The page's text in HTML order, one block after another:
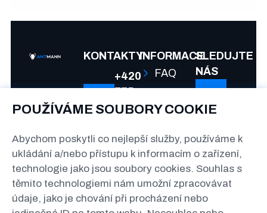
POUŽÍVÁME SOUBORY COOKIE
Abychom poskytli co nejlepší služby, používáme k
ukládání a/nebo přístupu k informacím o zařízení,
technologie jako jsou soubory cookies. Souhlas s
těmito technologiemi nám umožní zpracovávat
údaje, jako je chování při procházení nebo
KONTAKTY
+420
775
992
info@antmann.cz
The
Greenline
Kačerov
INFORMACE
FAQ
a
soukromí
SLEDUJTE
NÁS